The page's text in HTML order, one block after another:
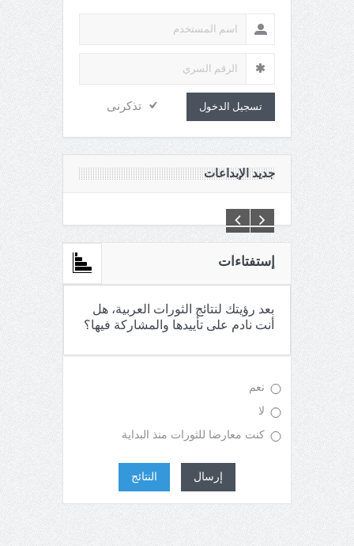
تسجيل الدخول تذكرنى
جديد الإبداعات
إستفتاءات
بعد رؤيتك لنتائج الثورات العربية، هل
أنت نادم على تأييدها والمشاركة فيها؟
نعم
لا
كنت معارضا للثورات منذ البداية
إرسال النتائج